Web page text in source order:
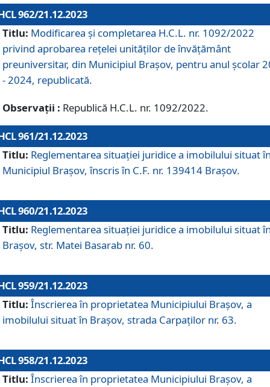
962/21.12.2023
Titlu: Modificarea și completarea H.C.L. nr. 1092/2022
privind aprobarea rețelei unităților de învăţământ
preuniversitar, din Municipiul Braşov, pentru anul școlar
- 2024, republicată.
Observații : Republică H.C.L. nr. 1092/2022.
961/21.12.2023
Titlu: Reglementarea situației juridice a imobilului situat
Municipiul Brașov, înscris în C.F. nr. 139414 Brașov.
960/21.12.2023
Titlu: Reglementarea situației juridice a imobilului situat
Brașov, str. Matei Basarab nr. 60.
959/21.12.2023
Titlu: Înscrierea în proprietatea Municipiului Brașov, a
imobilului situat în Brașov, strada Carpaților nr. 63.
958/21.12.2023
Titlu: Înscrierea în proprietatea Municipiului Brașov, a